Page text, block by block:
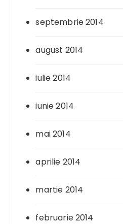
septembrie 2014
august 2014
iulie 2014
iunie 2014
mai 2014
aprilie 2014
martie 2014
februarie 2014